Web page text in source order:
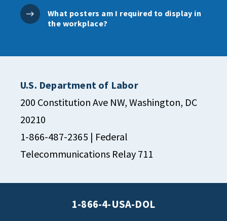
What posters am I required to display in
the workplace?
U.S. Department of Labor
200 Constitution Ave NW, Washington, DC
20210
1-866-487-2365 | Federal
Telecommunications Relay 711
1-866-4-USA-DOL